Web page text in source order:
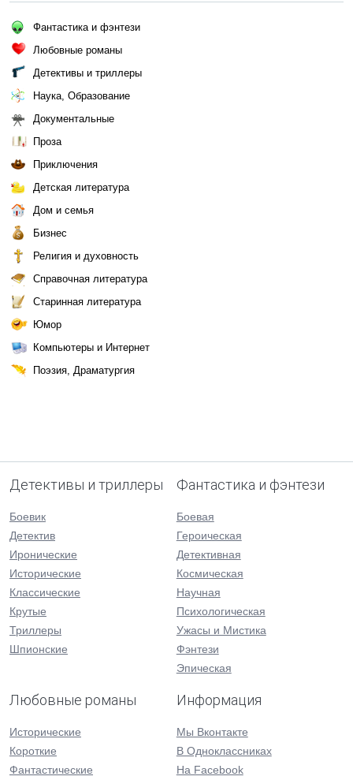
Фантастика и фэнтези
Любовные романы
Детективы и триллеры
Наука, Образование
Документальные
Проза
Приключения
Детская литература
Дом и семья
Бизнес
Религия и духовность
Справочная литература
Старинная литература
Юмор
Компьютеры и Интернет
Поэзия, Драматургия
Детективы и триллеры
Боевик
Детектив
Иронические
Исторические
Классические
Крутые
Триллеры
Шпионские
Фантастика и фэнтези
Боевая
Героическая
Детективная
Космическая
Научная
Психологическая
Ужасы и Мистика
Фэнтези
Эпическая
Любовные романы
Исторические
Короткие
Фантастические
Информация
Мы Вконтакте
В Одноклассниках
На Facebook